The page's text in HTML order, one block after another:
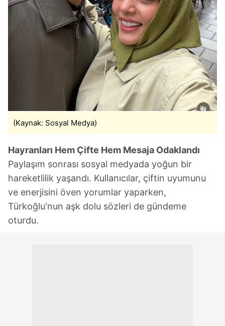
(Kaynak: Sosyal Medya)
Hayranları Hem Çifte Hem Mesaja Odaklandı
Paylaşım sonrası sosyal medyada yoğun bir
hareketlilik yaşandı. Kullanıcılar, çiftin uyumunu
ve enerjisini öven yorumlar yaparken,
Türkoğlu'nun aşk dolu sözleri de gündeme
oturdu.